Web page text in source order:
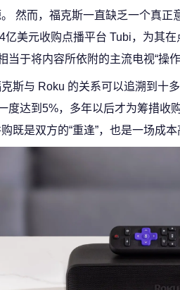
然而，福克斯一直缺乏一个真
亿美元收购点播平台 Tubi，为其
当于将内容所依附的主流电视“操
斯与 Roku 的关系可以追溯到十
度达到5%，多年以后才为筹措收
既是双方的“重逢”，也是一场成本